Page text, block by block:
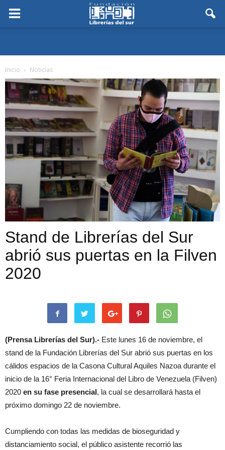
Inicio Noticias
Stand de Librerías del Sur
abrió sus puertas en la Filven
2020
(Prensa Librerías del Sur).- Este lunes 16 de noviembre, el
stand de la Fundación Librerías del Sur abrió sus puertas en los
cálidos espacios de la Casona Cultural Aquiles Nazoa durante el
inicio de la 16° Feria Internacional del Libro de Venezuela (Filven)
2020 en su fase presencial, la cual se desarrollará hasta el
próximo domingo 22 de noviembre.
Cumpliendo con todas las medidas de bioseguridad y
distanciamiento social, el público asistente recorrió las